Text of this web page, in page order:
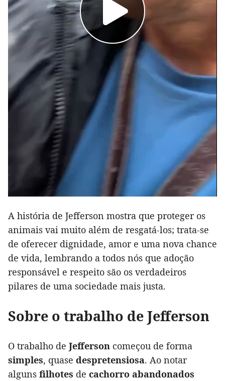
A história de Jefferson mostra que proteger os
animais vai muito além de resgatá-los; trata-se
de oferecer dignidade, amor e uma nova chance
de vida, lembrando a todos nós que adoção
responsável e respeito são os verdadeiros
pilares de uma sociedade mais justa.
Sobre o trabalho de Jefferson
O trabalho de Jefferson começou de forma
simples, quase despretensiosa. Ao notar
alguns filhotes de cachorro abandonados